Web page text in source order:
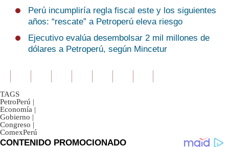
Perú incumpliría regla fiscal este y los siguientes
años: “rescate” a Petroperú eleva riesgo
Ejecutivo evalúa desembolsar 2 mil millones de
dólares a Petroperú, según Mincetur
TAGS
PetroPerú |
Economía |
Gobierno |
Congreso |
ComexPerú